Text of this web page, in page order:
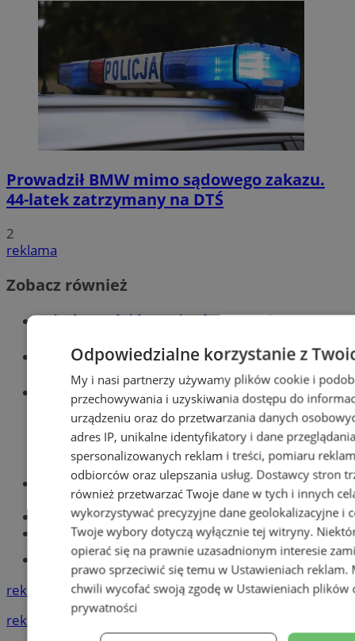
Prowadził BMW mimo sądowego zakazu.
44-latek zatrzymany na DTŚ
2
reklama
Zobacz również
Wiadomości kryminalne w Zabrzu
Wiadomości lokalne
Wiadomości sportowe
Optyk, okulista
Zabrze
Największy sklep z częściami online!
Książeczka sanepidowska
Tworzenie stron www -Zabrze
reklama
reklama
Odpowiedzialne korzystanie z
My i nasi partnerzy używamy plików cookie i
przechowywania i uzyskiwania dostępu do
urządzeniu oraz do przetwarzania danych
adres IP, unikalne identyfikatory i dane
spersonalizowanych reklam i treści, pomiaru
odbiorców oraz ulepszania usług. Dostawcy stron
również przetwarzać Twoje dane w tych i innych
wykorzystywać precyzyjne dane geolokalizacyjne i
Twoje wybory dotyczą wyłącznie tej witryny.
opierać się na prawnie uzasadnionym interesie
prawo sprzeciwić się temu w Ustawieniach reklam.
chwili wycofać swoją zgodę w Ustawieniach plików
prywatności